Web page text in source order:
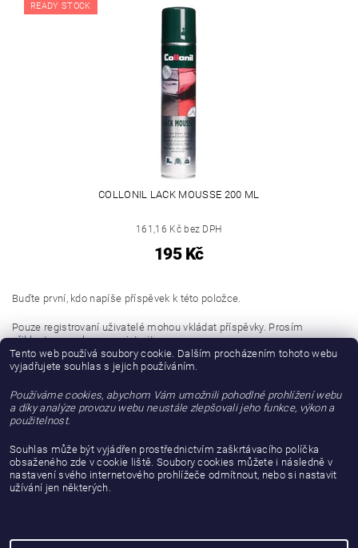
READY STOCK
COLLONIL LACK MOUSSE 200 ML
161,16 Kč bez DPH
195 Kč
Buďte první, kdo napíše příspěvek k této položce.
Pouze registrovaní uživatelé mohou vkládat příspěvky. Prosím
přihlaste senebo seregistrujte.
Buďte první, kdo napíše příspěvek k této položce.
Přidat hodnocení
Tento web používá soubory cookie. Dalším procházením tohoto webu
vyjadřujete souhlas s jejich používáním.
Používáme cookies, abychom Vám umožnili pohodlné prohlížení webu
a díky analýze provozu webu neustále zlepšovali jeho funkce, výkon a
použitelnost.
Souhlas může být vyjádřen prostřednictvím zaškrtávacího políčka
obsaženého zde v cookie liště. Soubory cookies můžete i následně v
nastavení svého internetového prohlížeče odmítnout, nebo si nastavit
užívání jen některých.